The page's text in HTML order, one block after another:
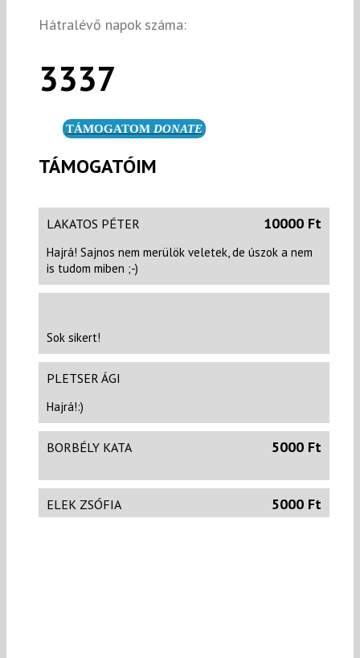
Hátralévő napok száma:
3337
TÁMOGATOM DONATE
TÁMOGATÓIM
LAKATOS PÉTER 10000 Ft
Hajrá! Sajnos nem merülök veletek, de úszok a nem
is tudom miben ;-)
Sok sikert!
PLETSER ÁGI
Hajrá!:)
BORBÉLY KATA 5000 Ft
ELEK ZSÓFIA 5000 Ft